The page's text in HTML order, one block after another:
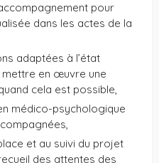
pour
dans les actes de la
adaptées à l’état
mettre en œuvre une
cela est possible,
médico-psychologique
et au suivi du projet
des attentes des